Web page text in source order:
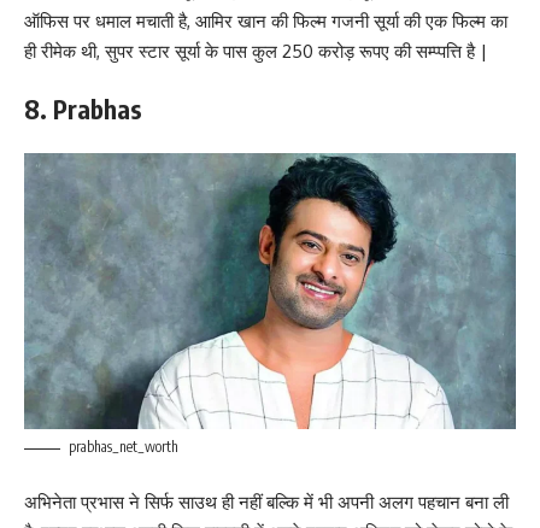
ऑफिस पर धमाल मचाती है, आमिर खान की फिल्म गजनी सूर्या की एक फिल्म का
ही रीमेक थी, सुपर स्टार सूर्या के पास कुल 250 करोड़ रूपए की सम्प्पत्ति है |
8. Prabhas
prabhas_net_worth
अभिनेता प्रभास ने सिर्फ साउथ ही नहीं बल्कि में भी अपनी अलग पहचान बना ली